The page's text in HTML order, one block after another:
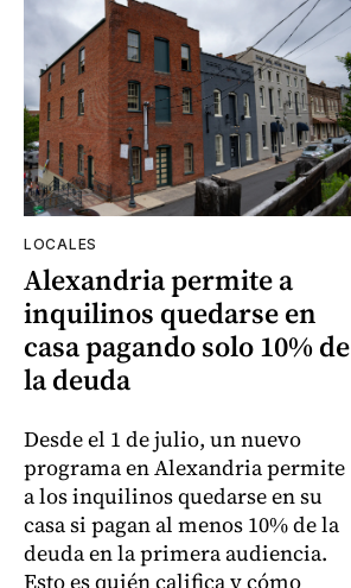
LOCALES
Alexandria permite a
inquilinos quedarse en
casa pagando solo 10% de
la deuda
Desde el 1 de julio, un nuevo
programa en Alexandria permite
a los inquilinos quedarse en su
casa si pagan al menos 10% de la
deuda en la primera audiencia.
Esto es quién califica y cómo